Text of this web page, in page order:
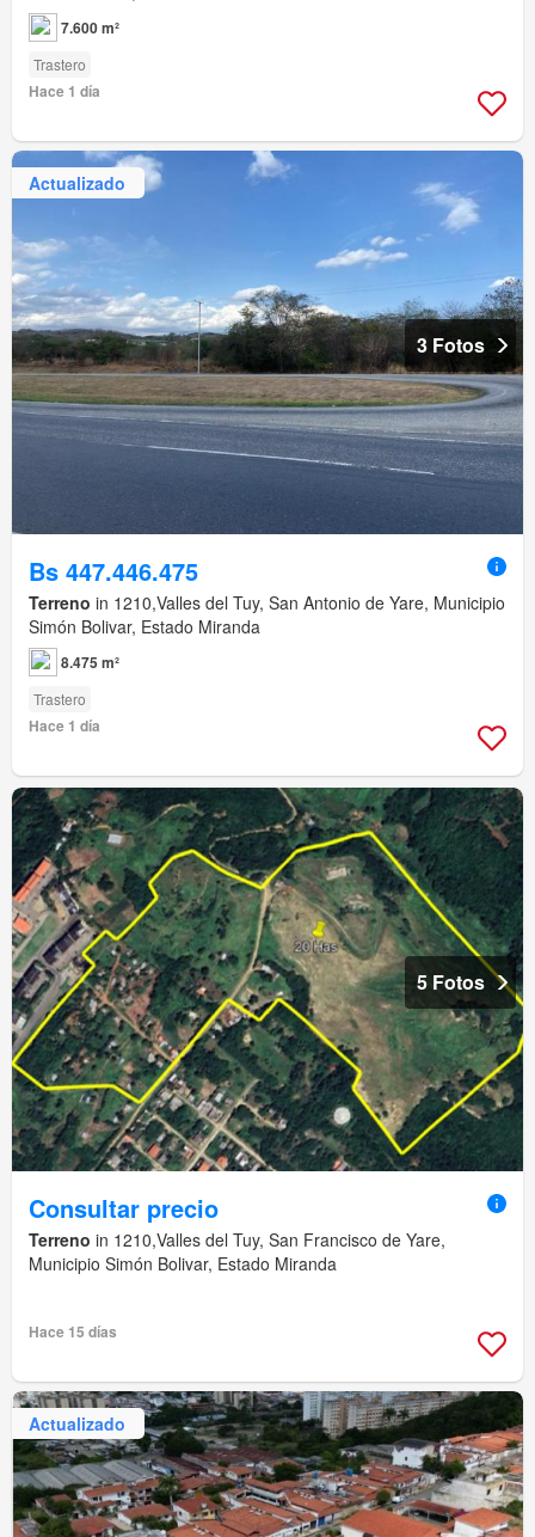
7.600 m²
Trastero
Hace 1 día
Actualizado
3 Fotos
Bs 447.446.475
Terreno in 1210,Valles del Tuy, San Antonio de Yare, Municipio
Simón Bolivar, Estado Miranda
8.475 m²
Trastero
Hace 1 día
5 Fotos
Consultar precio
Terreno in 1210,Valles del Tuy, San Francisco de Yare,
Municipio Simón Bolivar, Estado Miranda
Hace 15 días
Actualizado